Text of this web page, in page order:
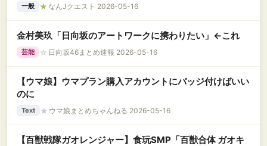
一般 ★ なんJクエスト 2026-05-16
金村美玖「日向坂のアートワークに携わりたい」←これ
芸能 ☆ 日向坂46まとめ速報 2026-05-16
【ウマ娘】ウマプラン購入アカウントにバッジ付けばいい
のに
Text ★ ウマ娘まとめちゃんねる 2026-05-16
【百獣戦隊ガオレンジャー】食玩SMP「百獣合体 ガオキ